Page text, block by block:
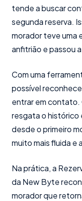
tende a buscar
segunda reserva.
morador teve uma
anfitrião e passou
Com uma
possível
entrar em contato.
resgata o histórico
desde o primeiro
muito mais fluida e
Na prática, a
da New Byte
morador que